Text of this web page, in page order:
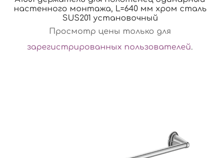
настенного монтажа, L=640 мм хром сталь
SUS201 установочный
Просмотр цены только для
зарегистрированных пользователей.